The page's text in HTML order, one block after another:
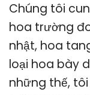
Chúng tôi
hoa trường
nhật, hoa
loại hoa bày
những thế,